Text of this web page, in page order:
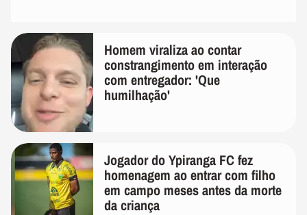
Homem viraliza ao contar
constrangimento em interação
com entregador: 'Que
humilhação'
Jogador do Ypiranga FC fez
homenagem ao entrar com filho
em campo meses antes da morte
da criança